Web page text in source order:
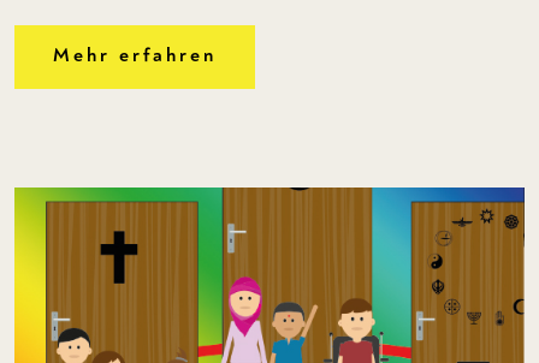
Mehr erfahren